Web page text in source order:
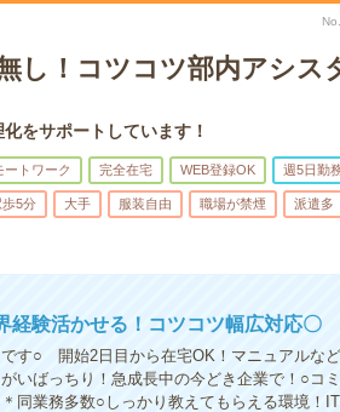
し！コツコツ部内アシス
をサポートしています！
ートワーク 完全在宅 WEB登録OK 週5日勤
歩5分 大手 服装自由 職場が禁煙 派遣多
経験活かせる！コツコツ幅広対応〇
す○ 開始2日目から在宅OK！マニュアルな
いばっちり！急成長中の今どき企業で！○コ
同業務多数○しっかり教えてもらえる環境！